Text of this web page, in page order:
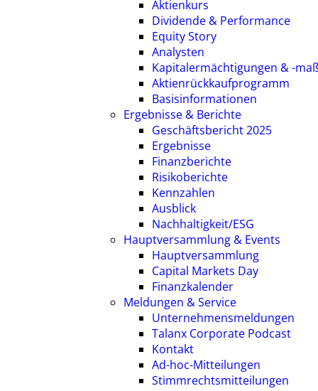
Aktienkurs
Dividende & Performance
Equity Story
Analysten
Kapitalermächtigungen & -
Aktienrückkaufprogramm
Basisinformationen
Ergebnisse & Berichte
Geschäftsbericht 2025
Ergebnisse
Finanzberichte
Risikoberichte
Kennzahlen
Ausblick
Nachhaltigkeit/ESG
Hauptversammlung & Events
Hauptversammlung
Capital Markets Day
Finanzkalender
Meldungen & Service
Unternehmensmeldungen
Talanx Corporate Podcast
Kontakt
Ad-hoc-Mitteilungen
Stimmrechtsmitteilungen